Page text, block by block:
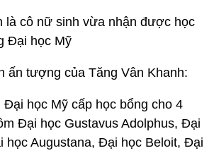
là cô nữ sinh vừa nhận được học
Đại học Mỹ
ấn tượng của Tăng Vân Khanh:
học Mỹ cấp học bổng cho 4
Đại học Gustavus Adolphus, Đại
học Augustana, Đại học Beloit, Đại